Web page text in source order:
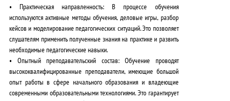
•Практическая направленность: В процессе обучения
используются активные методы обучения, деловые игры, разбор
кейсов и моделирование педагогических ситуаций.Это позволяет
слушателям применить полученные знания на практике и развить
необходимые педагогические навыки.
• Опытный преподавательский состав:Обучение проводят
высококвалифицированные преподаватели, имеющие большой
опыт работы в сфере начального образования и владеющие
современными образовательными технологиями.Это гарантирует